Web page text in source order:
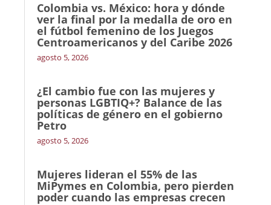
Colombia vs. México: hora y dónde
ver la final por la medalla de oro en
el fútbol femenino de los Juegos
Centroamericanos y del Caribe 2026
agosto 5, 2026
¿El cambio fue con las mujeres y
personas LGBTIQ+? Balance de las
políticas de género en el gobierno
Petro
agosto 5, 2026
Mujeres lideran el 55% de las
MiPymes en Colombia, pero pierden
poder cuando las empresas crecen